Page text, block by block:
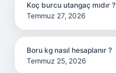
Koç burcu utangaç mıdır ?
Temmuz 27, 2026
Boru kg nasıl hesaplanır ?
Temmuz 25, 2026